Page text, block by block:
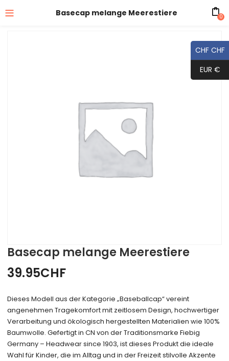
Basecap melange Meerestiere 0
Basecap melange Meerestiere
39.95CHF
Dieses Modell aus der Kategorie „Baseballcap“ vereint
angenehmen Tragekomfort mit zeitlosem Design, hochwertiger
Verarbeitung und ökologisch hergestellten Materialien wie 100%
Baumwolle. Gefertigt in CN von der Traditionsmarke Fiebig
Germany – Headwear since 1903, ist dieses Produkt die ideale
Wahl für Kinder, die im Alltag und in der Freizeit stilvolle Akzente
CHF CHF
EUR €